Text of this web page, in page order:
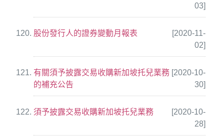
03]
股份發行人的證券變動月報表
[2020-11-
02]
有關須予披露交易收購新加坡托兒業務
的補充公告
[2020-10-
30]
須予披露交易收購新加坡托兒業務
[2020-10-
28]